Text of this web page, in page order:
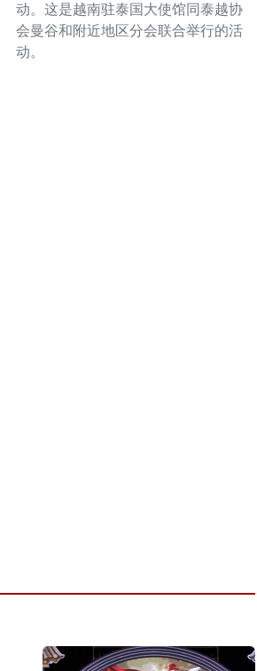
动。这是越南驻泰国大使馆同泰越协
会曼谷和附近地区分会联合举行的活
动。